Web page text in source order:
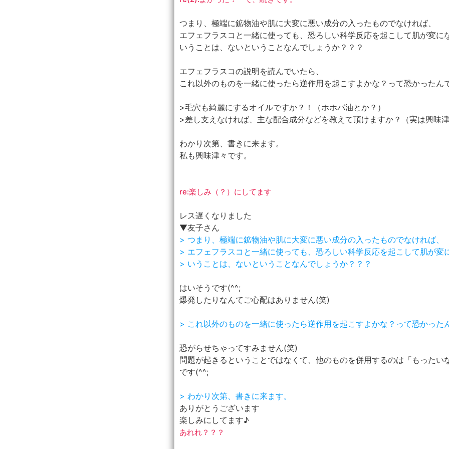
つまり、極端に鉱物油や肌に大変に悪い成分の入ったものでなければ、
エフェフラスコと一緒に使っても、恐ろしい科学反応を起こして肌が変に
いうことは、ないということなんでしょうか？？？
エフェフラスコの説明を読んでいたら、
これ以外のものを一緒に使ったら逆作用を起こすよかな？って恐かったん
>毛穴も綺麗にするオイルですか？！（ホホバ油とか？）
>差し支えなければ、主な配合成分などを教えて頂けますか？（実は興味津
わかり次第、書きに来ます。
私も興味津々です。
re:楽しみ（？）にしてます
レス遅くなりました
▼友子さん
> つまり、極端に鉱物油や肌に大変に悪い成分の入ったものでなければ、
> エフェフラスコと一緒に使っても、恐ろしい科学反応を起こして肌が変
> いうことは、ないということなんでしょうか？？？
はいそうです(^^;
爆発したりなんてご心配はありません(笑)
> これ以外のものを一緒に使ったら逆作用を起こすよかな？って恐かった
恐がらせちゃってすみません(笑)
問題が起きるということではなくて、他のものを併用するのは「もったい
です(^^;
> わかり次第、書きに来ます。
ありがとうございます
楽しみにしてます♪
あれれ？？？